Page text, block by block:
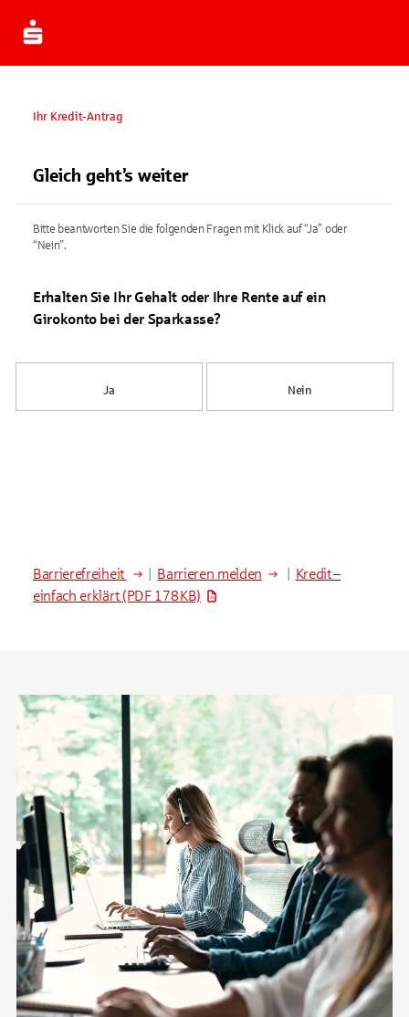
Ihr Kredit-Antrag
Gleich geht’s weiter
Bitte beantworten Sie die folgenden Fragen mit Klick auf “Ja” oder
“Nein”.
Erhalten Sie Ihr Gehalt oder Ihre Rente auf ein
Girokonto bei der Sparkasse?
Ja Nein
Barrierefreiheit Barrieren melden
Kredit –
einfach erklärt (PDF 178 KB)